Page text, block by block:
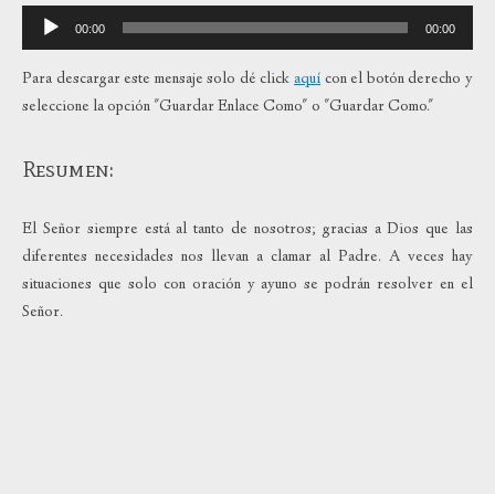
Reproductor
de
audio
00:00 00:00
Para descargar este mensaje solo dé clickaquí con el botón derecho y
seleccione la opción "Guardar Enlace Como" o "Guardar Como."
Resumen:
El Señor siempre está al tanto de nosotros; gracias a Dios que las
diferentes necesidades nos llevan a clamar al Padre. A veces hay
situaciones que solo con oración y ayuno se podrán resolver en el
Señor.